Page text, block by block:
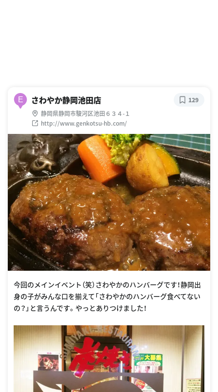
E さわやか静岡池田店
静岡県静岡市駿河区池田６３４-１
http://www.genkotsu-hb.com/
129
今回のメインイベント（笑）さわやかのハンバーグです！静岡出
身の子がみんな口を揃えて「さわやかのハンバーグ食べてない
の？」と言うんです。やっとありつけました！